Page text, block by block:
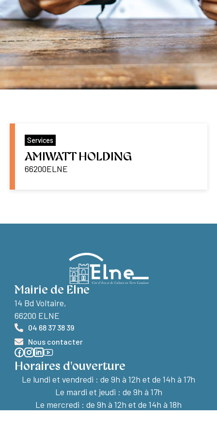
Services
AMIWATT HOLDING
66200ELNE
Mairie de Elne
14 Bd Voltaire,
66200 ELNE
04 68 37 38 39
Nous contacter
Horaires d'ouverture
Le lundi et vendredi : de 9h à 12h et de 14h à 17h
Le mardi et jeudi : de 9h à 17h
Le mercredi : de 9h à 12h et de 14h à 18h